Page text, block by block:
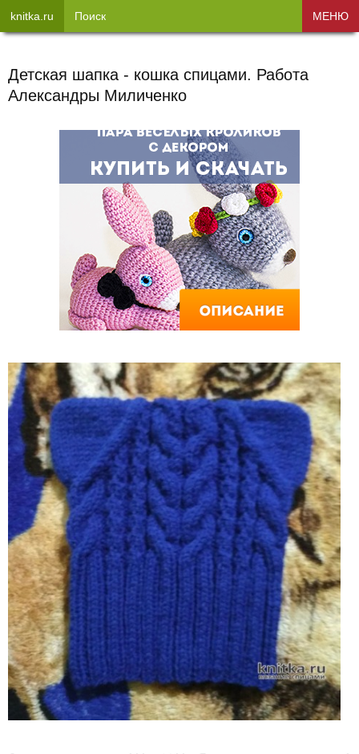
Детская шапка - кошка спицами. Работа
Александры Миличенко
knitka.ru Поиск МЕНЮ